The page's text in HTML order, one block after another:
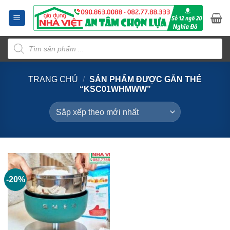
dung
Tìm
kiếm
sản
phẩm
TRANG CHỦ / SẢN PHẨM ĐƯỢC GẮN THẺ
“KSC01WHMWW”
-20%